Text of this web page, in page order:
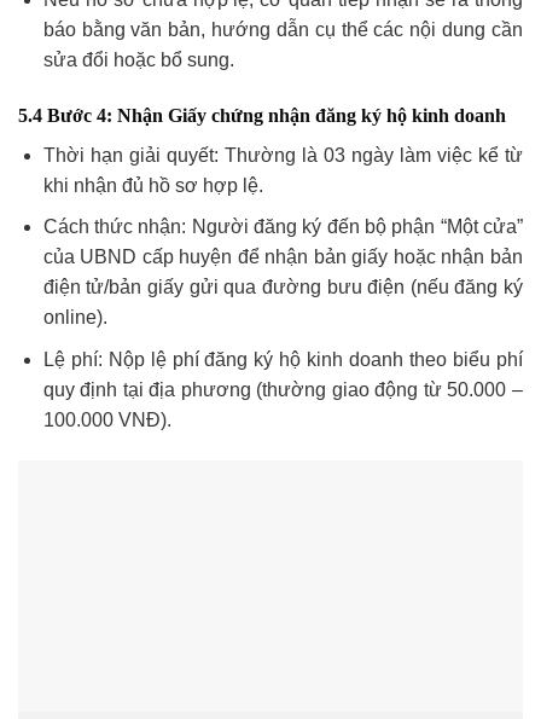
báo bằng văn bản, hướng dẫn cụ thể các nội dung cần
sửa đổi hoặc bổ sung.
5.4 Bước 4: Nhận Giấy chứng nhận đăng ký hộ kinh doanh
Thời hạn giải quyết: Thường là 03 ngày làm việc kể từ
khi nhận đủ hồ sơ hợp lệ.
Cách thức nhận: Người đăng ký đến bộ phận “Một cửa”
của UBND cấp huyện để nhận bản giấy hoặc nhận bản
điện tử/bản giấy gửi qua đường bưu điện (nếu đăng ký
online).
Lệ phí: Nộp lệ phí đăng ký hộ kinh doanh theo biểu phí
quy định tại địa phương (thường giao động từ 50.000 –
100.000 VNĐ).